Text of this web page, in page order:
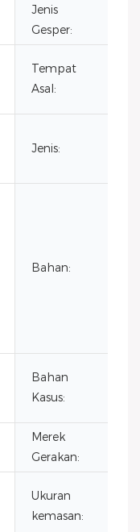
Jenis
Gesper:
Tempat
Asal:
Jenis:
Bahan:
Bahan
Kasus:
Merek
Gerakan:
Ukuran
kemasan: